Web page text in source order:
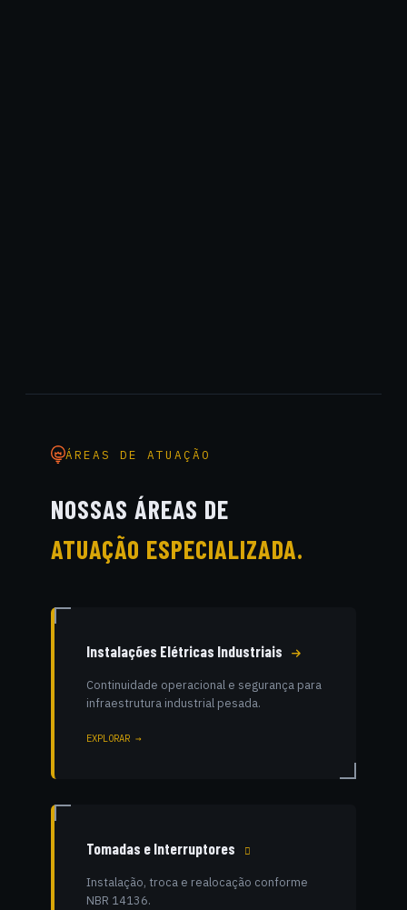
ÁREAS DE ATUAÇÃO
NOSSAS ÁREAS DE
ATUAÇÃO ESPECIALIZADA.
Instalações Elétricas Industriais
Continuidade operacional e segurança para
infraestrutura industrial pesada.
EXPLORAR →
Tomadas e Interruptores
Instalação, troca e realocação conforme
NBR 14136.